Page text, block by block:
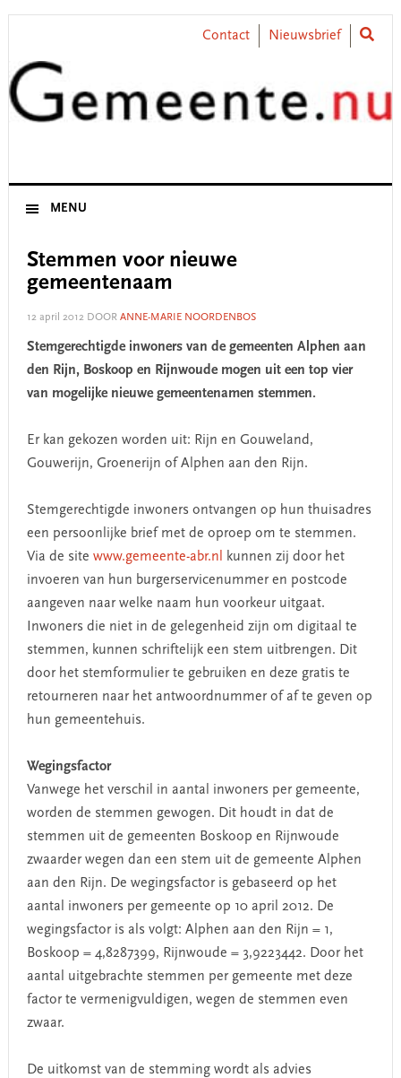
Skip
primary
navigation
Skip
content
Skip
primary
sidebar
Skip
footer
Contact Nieuwsbrief
MENU
Stemmen voor nieuwe
gemeentenaam
12 april 2012DOOR ANNE-MARIE NOORDENBOS
Stemgerechtigde inwoners van de gemeenten Alphen aan
den Rijn, Boskoop en Rijnwoude mogen uit een top vier
van mogelijke nieuwe gemeentenamen stemmen.
Er kan gekozen worden uit: Rijn en Gouweland,
Gouwerijn, Groenerijn of Alphen aan den Rijn.
Stemgerechtigde inwoners ontvangen op hun thuisadres
een persoonlijke brief met de oproep om te stemmen.
Via de site www.gemeente-abr.nl
kunnen zij door het
invoeren van hun burgerservicenummer en postcode
aangeven naar welke naam hun voorkeur uitgaat.
Inwoners die niet in de gelegenheid zijn om digitaal te
stemmen, kunnen schriftelijk een stem uitbrengen. Dit
door het stemformulier te gebruiken en deze gratis te
retourneren naar het antwoordnummer of af te geven op
hun gemeentehuis.
Wegingsfactor
Vanwege het verschil in aantal inwoners per gemeente,
worden de stemmen gewogen. Dit houdt in dat de
stemmen uit de gemeenten Boskoop en Rijnwoude
zwaarder wegen dan een stem uit de gemeente Alphen
aan den Rijn. De wegingsfactor is gebaseerd op het
aantal inwoners per gemeente op 10 april 2012. De
wegingsfactor is als volgt: Alphen aan den Rijn = 1,
Boskoop = 4,8287399, Rijnwoude = 3,9223442. Door het
aantal uitgebrachte stemmen per gemeente met deze
factor te vermenigvuldigen, wegen de stemmen even
zwaar.
De uitkomst van de stemming wordt als advies